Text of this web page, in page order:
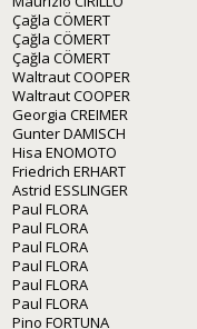
Çağla CÖMERT
Çağla CÖMERT
Çağla CÖMERT
Waltraut COOPER
Waltraut COOPER
Georgia CREIMER
Gunter DAMISCH
Hisa ENOMOTO
Friedrich ERHART
Astrid ESSLINGER
Paul FLORA
Paul FLORA
Paul FLORA
Paul FLORA
Paul FLORA
Paul FLORA
Pino FORTUNA